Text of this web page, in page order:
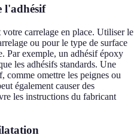
l'adhésif
carrelage en place. Utiliser le
ou pour le type de surface
Par exemple, un adhésif époxy
les adhésifs standards. Une
comme omettre les peignes ou
également causer des
les instructions du fabricant